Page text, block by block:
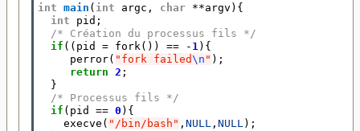
int main ( int argc , char **argv ){
int
pid ;
/* Création du processus fils */
if (( pid = fork ()) == - 1 ){
perror( "fork failed\n " );
return
2 ;
}
/* Processus fils */
if ( pid == 0 ){
execve ( "/bin/bash" ,NULL ,NULL );